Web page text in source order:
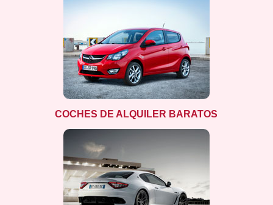
COCHES DE ALQUILER BARATOS